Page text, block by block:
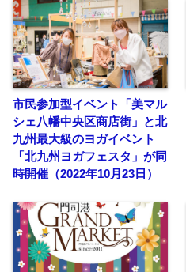
市民参加型イベント「美マル
シェ八幡中央区商店街」と北
九州最大級のヨガイベント
「北九州ヨガフェスタ」が同
時開催（2022年10月23日）